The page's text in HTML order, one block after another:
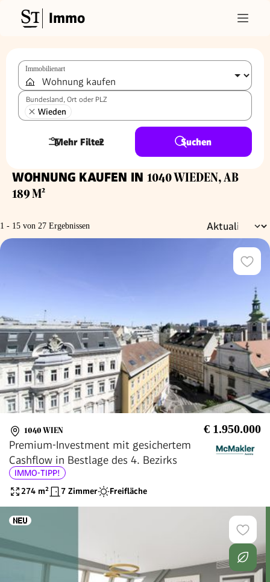
Immo
Immobilienart
Bundesland, Ort oder PLZ
Wieden
Mehr Filter
2 Suchen
WOHNUNG KAUFEN IN 1040 WIEDEN, AB
189 M²
1 - 15 von 27 Ergebnissen
1040 WIEN € 1.950.000
Premium-Investment mit gesichertem
Cashflow in Bestlage des 4. Bezirks
IMMO-TIPP!
274 m² 7 Zimmer Freifläche